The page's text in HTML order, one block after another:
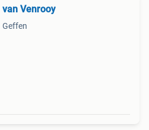
van Venrooy
Geffen